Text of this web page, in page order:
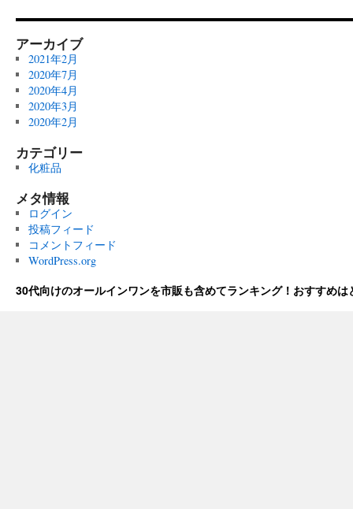
アーカイブ
2021年2月
2020年7月
2020年4月
2020年3月
2020年2月
カテゴリー
化粧品
メタ情報
ログイン
投稿フィード
コメントフィード
WordPress.org
30代向けのオールインワンを市販も含めてランキング！おすすめは